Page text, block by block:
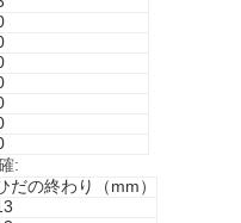
:
だの終わり（mm）